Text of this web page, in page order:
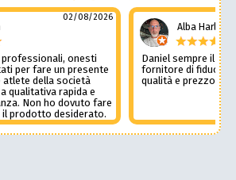
02/08/2026
professionali, onesti
per fare un presente
della società
qualitativa rapida e
Non ho dovuto fare
il prodotto desiderato.
è rara e
ancora in
Alba Harley
Daniel sempre il
fornitore di fiducia
qualità e prezzo